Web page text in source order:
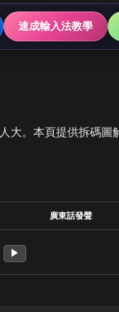
速成輸入法教學
大。本頁提供拆碼
廣東話發聲
▶